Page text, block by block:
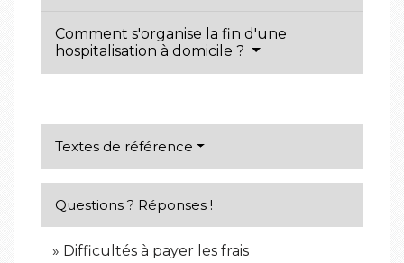
Comment s'organise la fin d'une
hospitalisation à domicile ?
Textes de référence
Questions ? Réponses !
Difficultés à payer les frais